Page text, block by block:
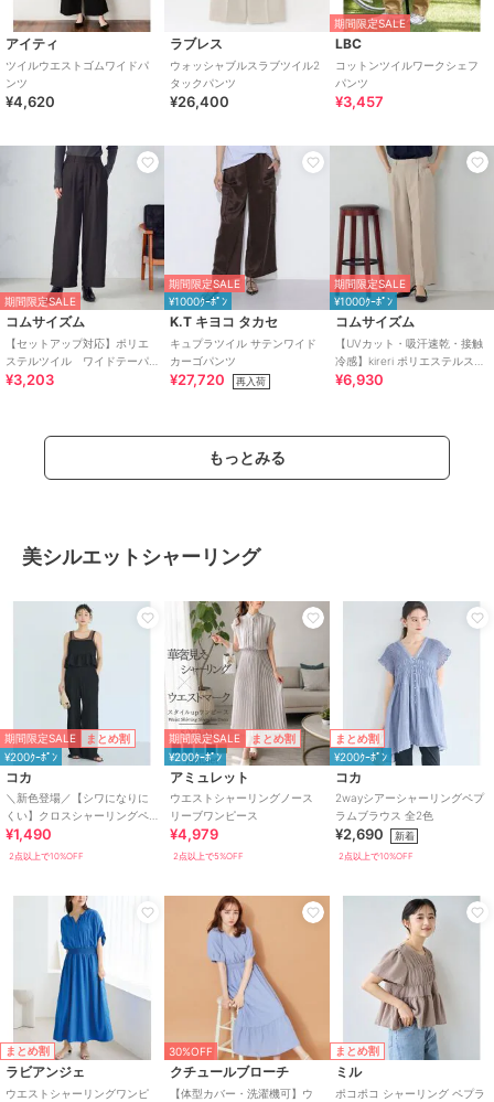
アイティ
ツイルウエストゴムワイドパ
ンツ
¥4,620
ラブレス
ウォッシャブルスラブツイル2
タックパンツ
¥26,400
期間限定SALE
LBC
コットンツイルワークシェフ
パンツ
¥3,457
期間限定SALE
コムサイズム
【セットアップ対応】ポリエ
ステルツイル ワイドテーパ
ードパンツ
¥3,203
期間限定SALE
¥1000ｸｰﾎﾟﾝ
K.T キヨコ タカセ
キュプラツイル サテンワイド
カーゴパンツ
¥27,720 再入荷
期間限定SALE
¥1000ｸｰﾎﾟﾝ
コムサイズム
【UVカット・吸汗速乾・接触
冷感】kireri ポリエステルスト
レッチドライツイル ストレー
¥6,930
もっとみる
美シルエットシャーリング
期間限定SALE まとめ割
¥200ｸｰﾎﾟﾝ
コカ
＼新色登場／【シワになりに
くい】クロスシャーリングペ
プラムオールインワン 全2色
¥1,490
2点以上で10%OFF
期間限定SALE まとめ割
¥200ｸｰﾎﾟﾝ
アミュレット
ウエストシャーリングノース
リーブワンピース
¥4,979
2点以上で5%OFF
まとめ割
¥200ｸｰﾎﾟﾝ
コカ
2wayシアーシャーリングペプ
ラムブラウス 全2色
¥2,690 新着
2点以上で10%OFF
まとめ割
ラビアンジェ
ウエストシャーリングワンピ
30%OFF
クチュールブローチ
【体型カバー・洗濯機可】ウ
まとめ割
ミル
ポコポコ シャーリング ペプラ